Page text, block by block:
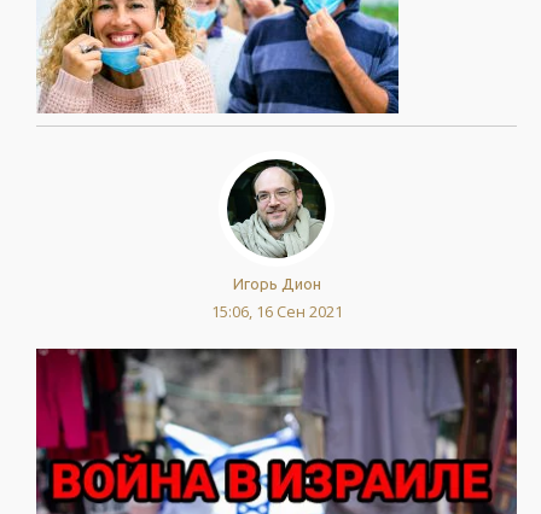
Игорь Дион
15:06, 16 Сен 2021